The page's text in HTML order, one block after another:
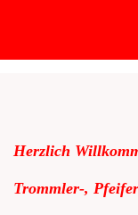
Herzlich
Trommler-,